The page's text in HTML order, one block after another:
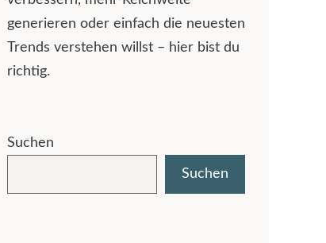
generieren oder einfach die neuesten
Trends verstehen willst – hier bist du
richtig.
Suchen
Suchen